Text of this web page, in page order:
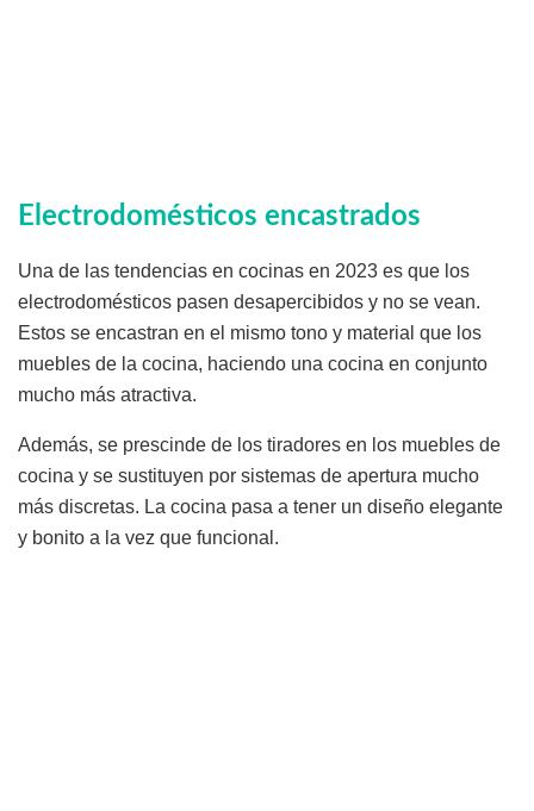
Electrodomésticos encastrados
Una de las tendencias en cocinas en 2023 es que los
electrodomésticos pasen desapercibidos y no se vean.
Estos se encastran en el mismo tono y material que los
muebles de la cocina, haciendo una cocina en conjunto
mucho más atractiva.
Además, se prescinde de los tiradores en los muebles de
cocina y se sustituyen por sistemas de apertura mucho
más discretas. La cocina pasa a tener un diseño elegante
y bonito a la vez que funcional.